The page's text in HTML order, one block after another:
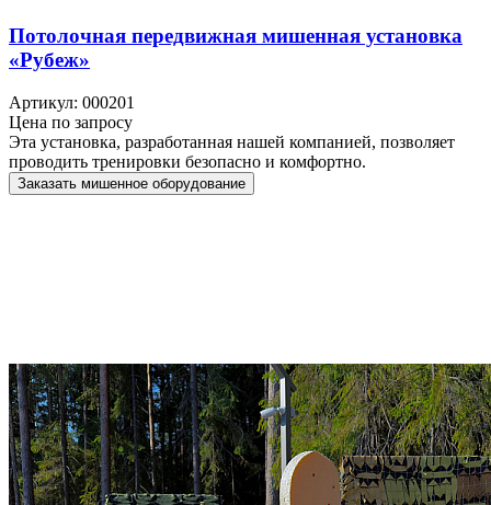
Потолочная передвижная мишенная установка
«Рубеж»
Артикул: 000201
Цена по запросу
Эта установка, разработанная нашей компанией, позволяет
проводить тренировки безопасно и комфортно.
Заказать мишенное оборудование